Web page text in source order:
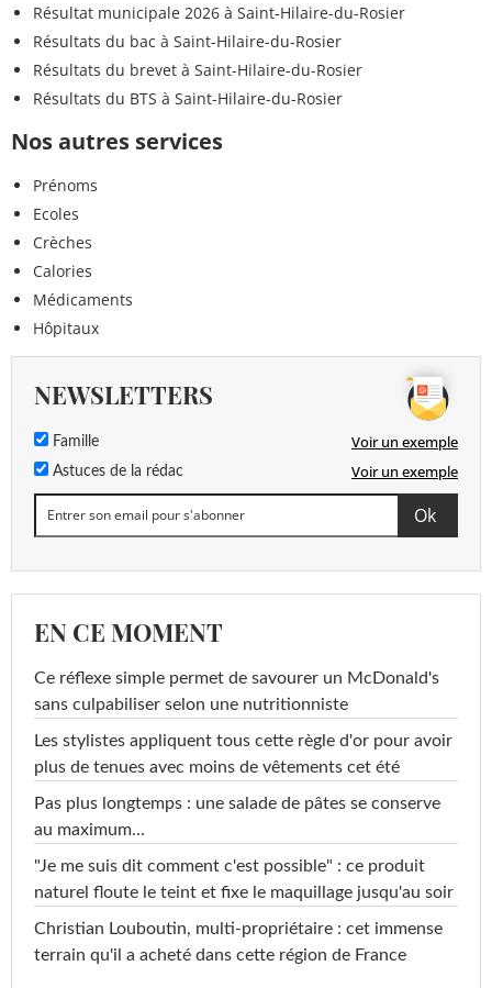
Résultat municipale 2026 à Saint-Hilaire-du-Rosier
Résultats du bac à Saint-Hilaire-du-Rosier
Résultats du brevet à Saint-Hilaire-du-Rosier
Résultats du BTS à Saint-Hilaire-du-Rosier
Nos autres services
Prénoms
Ecoles
Crèches
Calories
Médicaments
Hôpitaux
NEWSLETTERS
Famille Voir un exemple
Astuces de la rédac Voir un exemple
EN CE MOMENT
Ce réflexe simple permet de savourer un McDonald's
sans culpabiliser selon une nutritionniste
Les stylistes appliquent tous cette règle d'or pour avoir
plus de tenues avec moins de vêtements cet été
Pas plus longtemps : une salade de pâtes se conserve
au maximum...
"Je me suis dit comment c'est possible" : ce produit
naturel floute le teint et fixe le maquillage jusqu'au soir
Christian Louboutin, multi-propriétaire : cet immense
terrain qu'il a acheté dans cette région de France